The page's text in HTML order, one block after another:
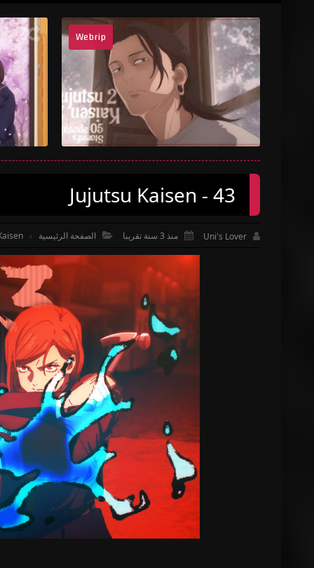
Webrip
Jujutsu Kaisen - 43

Uni's Lover
 منذ 3 سنة تقريبا  الصفحة الرئيسية